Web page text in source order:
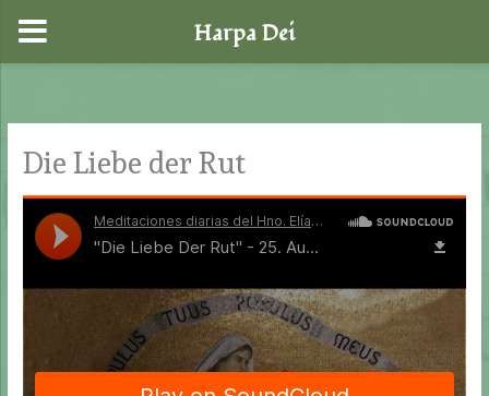
springen
Die Liebe der Rut
Harpa Dei